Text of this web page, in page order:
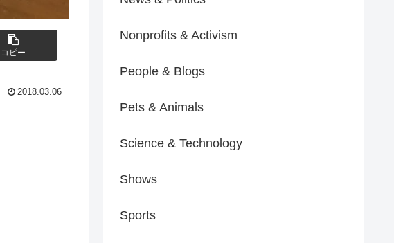
コピー
2018.03.06
Nonprofits & Activism
People & Blogs
Pets & Animals
Science & Technology
Shows
Sports